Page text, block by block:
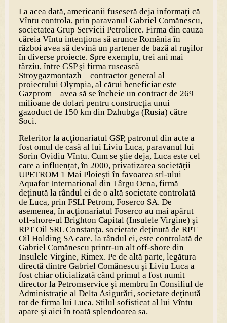
La acea dată, americanii fuseseră deja informaţi că
Vîntu controla, prin paravanul Gabriel Comănescu,
societatea Grup Servicii Petroliere. Firma din cauza
căreia Vîntu intenţiona să arunce România în
război avea să devină un partener de bază al ruşilor
în diverse proiecte. Spre exemplu, trei ani mai
târziu, între GSP şi firma rusească
Stroygazmontazh – contractor general al
proiectului Olympia, al cărui beneficiar este
Gazprom – avea să se încheie un contract de 269
milioane de dolari pentru construcţia unui
gazoduct de 150 km din Dzhubga (Rusia) către
Soci.
Referitor la acţionariatul GSP, patronul din acte a
fost omul de casă al lui Liviu Luca, paravanul lui
Sorin Ovidiu Vîntu. Cum se ştie deja, Luca este cel
care a influenţat, în 2000, privatizarea societăţii
UPETROM 1 Mai Ploieşti în favoarea srl-ului
Aquafor International din Târgu Ocna, firmă
deţinută la rândul ei de o altă societate controlată
de Luca, prin FSLI Petrom, Foserco SA. De
asemenea, în acţionariatul Foserco au mai apărut
off-shore-ul Brighton Capital (Insulele Virgine) şi
RPT Oil SRL Constanţa, societate deţinută de RPT
Oil Holding SA care, la rândul ei, este controlată de
Gabriel Comănescu printr-un alt off-shore din
Insulele Virgine, Rimex. Pe de altă parte, legătura
directă dintre Gabriel Comănescu şi Liviu Luca a
fost chiar oficializată când primul a fost numit
director la Petromservice şi membru în Consiliul de
Administraţie al Delta Asigurări, societate deţinută
tot de firma lui Luca. Stilul sofisticat al lui Vîntu
apare şi aici în toată splendoarea sa.